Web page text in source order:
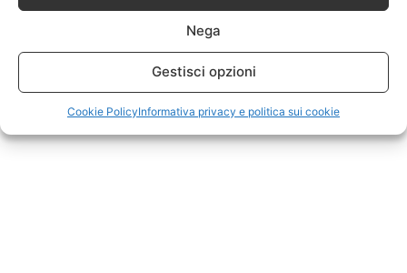
Nega
Gestisci opzioni
Cookie PolicyInformativa privacy e politica sui cookie